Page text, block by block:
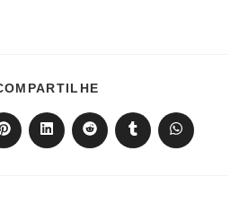
CONTEÚDO
Abre
em
Abre
em
Abre
em
Abre
em
Abre
em